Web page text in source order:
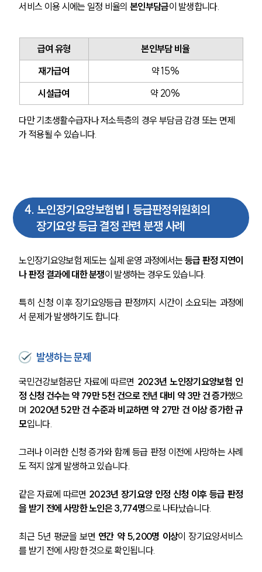
서비스 이용 시에는 일정 비율의 본인부담금이 발생합니다.
급여 유형
본인부담 비율
재가급여
약 15%
시설급여
약 20%
다만 기초생활수급자나 저소득층의 경우 부담금 감경 또는 면제
가 적용될 수 있습니다.
4. 노인장기요양보험법 | 등급판정위원회의
장기요양 등급 결정 관련 분쟁 사례
노인장기요양보험 제도는 실제 운영 과정에서는 등급 판정 지연이
나 판정 결과에 대한 분쟁이 발생하는 경우도 있습니다.
특히 신청 이후 장기요양등급 판정까지 시간이 소요되는 과정에
서 문제가 발생하기도 합니다.
발생하는 문제
국민건강보험공단 자료에 따르면 2023년 노인장기요양보험 인
정 신청 건수는 약 79만 5천 건으로 전년 대비 약 3만 건 증가했으
며 2020년 52만 건 수준과 비교하면 약 27만 건 이상 증가한 규
모입니다.
그러나 이러한 신청 증가와 함께 등급 판정 이전에 사망하는 사례
도 적지 않게 발생하고 있습니다.
같은 자료에 따르면 2023년 장기요양 인정 신청 이후 등급 판정
을 받기 전에 사망한 노인은 3,774명으로 나타났습니다.
최근 5년 평균을 보면 연간 약 5,200명 이상이 장기요양서비스
를 받기 전에 사망한 것으로 확인됩니다.